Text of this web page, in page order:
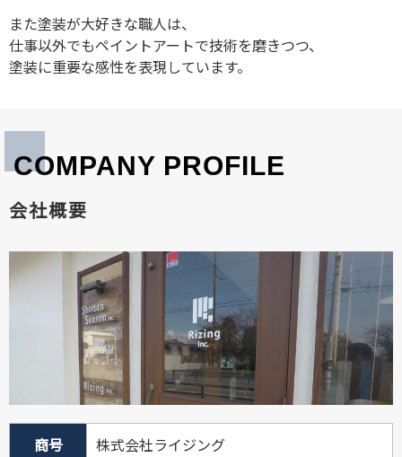
また塗装が大好きな職人は、
仕事以外でもペイントアートで技術を磨きつつ、
塗装に重要な感性を表現しています。
COMPANY PROFILE
会社概要
商号 株式会社ライジング